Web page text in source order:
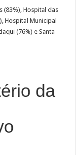
(83%), Hospital das
Hospital Municipal
(76%) e Santa
da